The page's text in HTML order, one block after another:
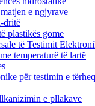
e ngjyrave
dritë
plastikës gome
të Testimit
temperaturë të lartë
për testimin e
e pllakave